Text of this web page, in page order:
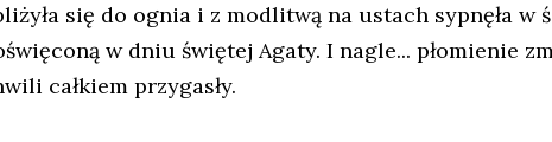
się do ognia i z modlitwą na ustach sypnęła w
w dniu świętej Agaty. I nagle... płomienie
całkiem przygasły.